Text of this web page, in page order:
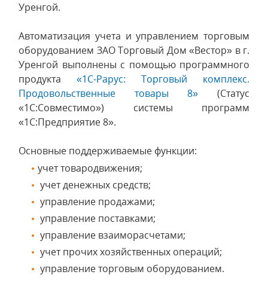
Уренгой.
Автоматизация учета и управлением торговым
оборудованием ЗАО Торговый Дом «Вестор» в г.
Уренгой выполнены с помощью программного
продукта «1С-Рарус: Торговый комплекс.
Продовольственные товары 8» (Статус
«1С:Совместимо») системы программ
«1С:Предприятие 8».
Основные поддерживаемые функции:
учет товародвижения;
учет денежных средств;
управление продажами;
управление поставками;
управление взаиморасчетами;
учет прочих хозяйственных операций;
управление торговым оборудованием.